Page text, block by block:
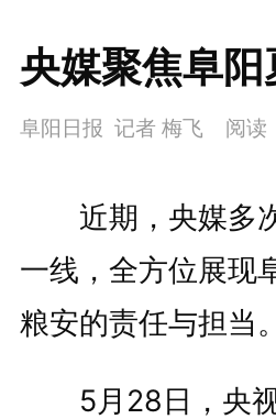
央媒聚焦阜
阜阳日报 记者 梅飞 阅读
近期，央媒多
一线，全方位展现
粮安的责任与担当。
5月28日，央视